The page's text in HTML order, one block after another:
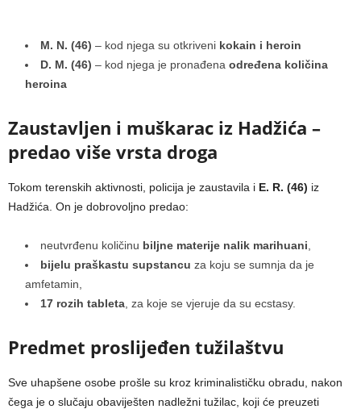
M. N. (46) – kod njega su otkriveni kokain i heroin
D. M. (46) – kod njega je pronađena određena količina
heroina
Zaustavljen i muškarac iz Hadžića –
predao više vrsta droga
Tokom terenskih aktivnosti, policija je zaustavila i E. R. (46) iz
Hadžića. On je dobrovoljno predao:
neutvrđenu količinu biljne materije nalik marihuani
bijelu praškastu supstancu za koju se sumnja da je
amfetamin,
17 rozih tableta , za koje se vjeruje da su ecstasy.
Predmet proslijeđen tužilaštvu
Sve uhapšene osobe prošle su kroz kriminalističku obradu, nakon
čega je o slučaju obaviješten nadležni tužilac, koji će preuzeti